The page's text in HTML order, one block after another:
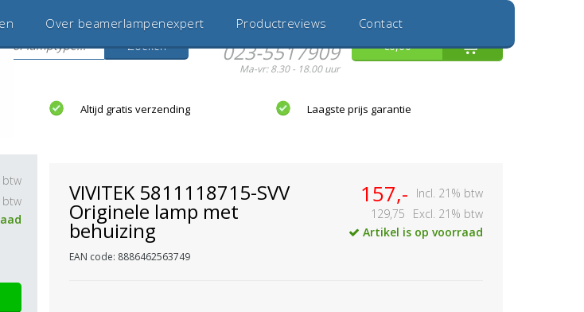
Inloggen
Zoeken
Hulp nodig?
023-5517909
Ma-vr: 8.30 - 18.00 uur
€0,00
Over beamerlampenexpert Productreviews Contact
Altijd gratis verzending Laagste prijs garantie
btw
btw
VIVITEK 5811118715-SVV
Originele lamp met
behuizing
EAN code: 8886462563749
157,-
Incl. 21% btw
129,75
Excl. 21% btw
Artikel is op voorraad